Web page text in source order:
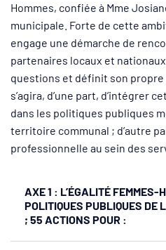
Hommes, confiée à Mme
municipale. Forte de cette
engage une démarche de
partenaires locaux et
questions et définit son propre
s’agira, d’une part, d’intégrer
dans les politiques publiques
territoire communal ; d’autre
professionnelle au sein des
AXE 1 : L’ÉGALITÉ FEMMES-
POLITIQUES PUBLIQUES DE
; 55 ACTIONS POUR :